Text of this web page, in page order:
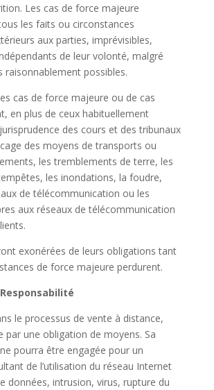
Les cas de force majeure
les faits ou circonstances
aux parties, imprévisibles,
de leur volonté, malgré
possibles.
cas de force majeure ou de cas
en plus de ceux habituellement
des cours et des tribunaux
des moyens de transports ou
les tremblements de terre, les
les inondations, la foudre,
de télécommunication ou les
aux réseaux de télécommunication
exonérées de leurs obligations tant
de force majeure perdurent.
Responsabilité
le processus de vente à distance,
par une obligation de moyens. Sa
pourra être engagée pour un
de l’utilisation du réseau Internet
données, intrusion, virus, rupture du